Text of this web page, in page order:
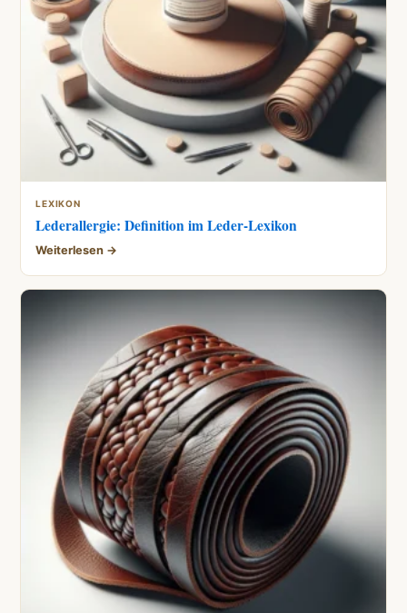
LEXIKON
Lederallergie: Definition im Leder-Lexikon
Weiterlesen →